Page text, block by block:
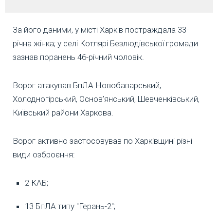
За його даними, у місті Харків постраждала 33-
річна жінка; у селі Котлярі Безлюдівської громади
зазнав поранень 46-річний чоловік.
Ворог атакував БпЛА Новобаварський,
Холодногірський, Основ’янський, Шевченківський,
Київський райони Харкова.
Ворог активно застосовував по Харківщині різні
види озброєння:
2 КАБ;
13 БпЛА типу "Герань-2";